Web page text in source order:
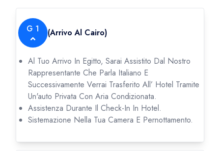
G 1 (Arrivo Al Cairo)
Al Tuo Arrivo In Egitto, Sarai Assistito Dal Nostro
Rappresentante Che Parla Italiano E
Successivamente Verrai Trasferito All’ Hotel Tramite
Un'auto Privata Con Aria Condizionata.
Assistenza Durante Il Check-In In Hotel.
Sistemazione Nella Tua Camera E Pernottamento.